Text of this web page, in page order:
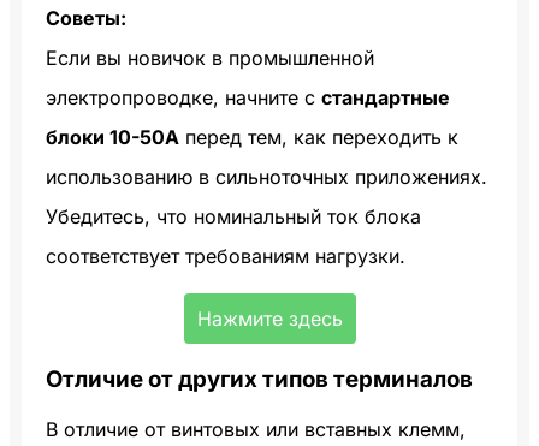
Советы:
Если вы новичок в промышленной
электропроводке, начните с стандартные
блоки 10-50A перед тем, как переходить к
использованию в сильноточных приложениях.
Убедитесь, что номинальный ток блока
соответствует требованиям нагрузки.
Нажмите здесь
Отличие от других типов терминалов
В отличие от винтовых или вставных клемм,